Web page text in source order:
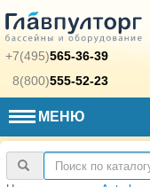
+7(495)565-36-39
8(800)555-52-23
МЕНЮ